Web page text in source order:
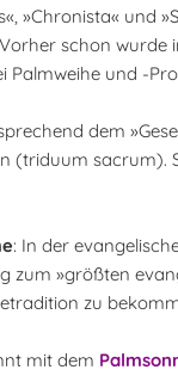
»Chronista« und
schon
Palmweihe und -
dem
(triduum sacrum).
: In der
zum »größten
zu
mit dem